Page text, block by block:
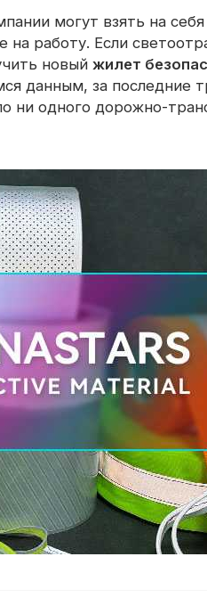
могут взять на
работу. Если
новый жилет
данным, за последние
ни одного дорожно-